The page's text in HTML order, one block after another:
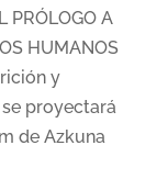
PRÓLOGO A
HUMANOS
y
proyectará
de Azkuna